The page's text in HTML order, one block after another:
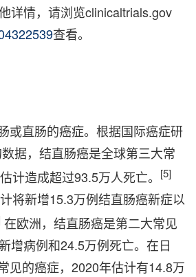
详情，请浏览clinicaltrials.gov
查看。
或直肠的癌症。根据国际癌症研
据，结直肠癌是全球第三大常
计造成超过93.5万人死亡。 [5]
将新增15.3万例结直肠癌新症以
在欧洲，结直肠癌是第二大常见
增病例和24.5万例死亡。在日
见的癌症，2020年估计有14.8万